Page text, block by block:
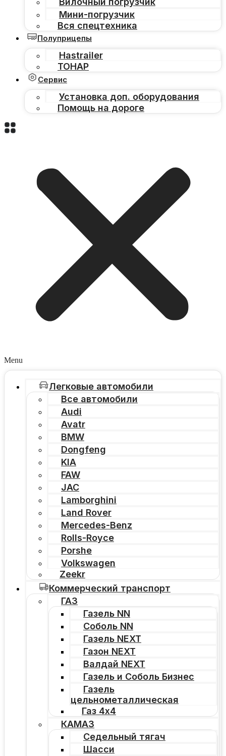
Мини-погрузчик
Вся спецтехника
Полуприцепы
Hastrailer
ТОНАР
Сервис
Установка доп. оборудования
Помощь на дороге
Menu
Легковые автомобили
Все автомобили
Audi
Avatr
BMW
Dongfeng
KIA
FAW
JAC
Lamborghini
Land Rover
Mercedes-Benz
Rolls-Royce
Porshe
Volkswagen
Zeekr
Коммерческий транспорт
ГАЗ
Газель NN
Соболь NN
Газель NEXT
Газон NEXT
Валдай NEXT
Газель и Соболь Бизнес
Газель
цельнометаллическая
Газ 4х4
КАМАЗ
Седельный тягач
Шасси